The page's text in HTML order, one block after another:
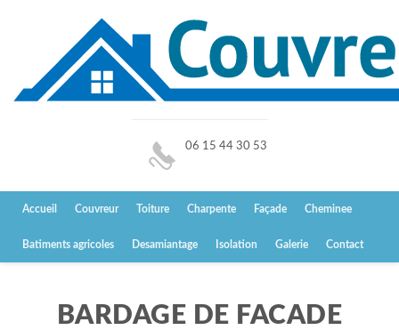
06 15 44 30 53
Accueil Couvreur Toiture Charpente Façade Cheminee
Batiments agricoles Desamiantage Isolation Galerie Contact
BARDAGE DE FACADE